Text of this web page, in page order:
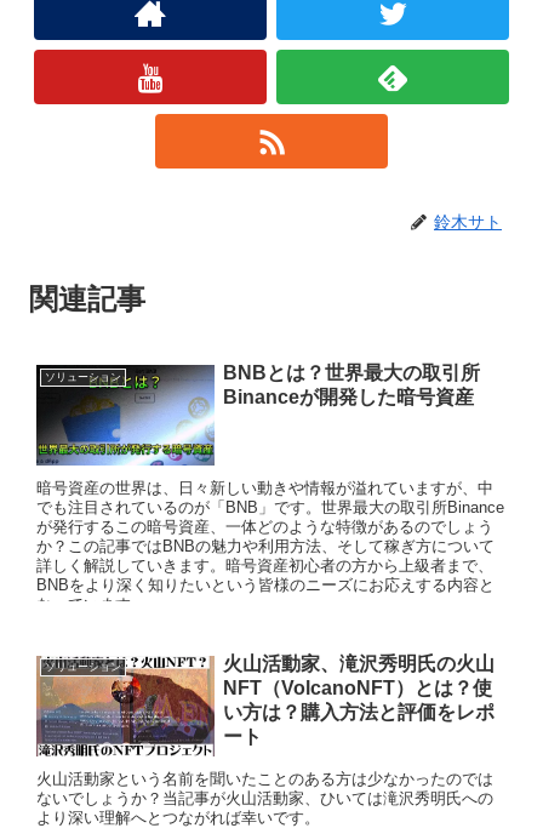
鈴木サト
関連記事
ソリューション
BNBとは？世界最大の取引所
Binanceが開発した暗号資産
暗号資産の世界は、日々新しい動きや情報が溢れていますが、中
でも注目されているのが「BNB」です。世界最大の取引所Binance
が発行するこの暗号資産、一体どのような特徴があるのでしょう
か？この記事ではBNBの魅力や利用方法、そして稼ぎ方について
詳しく解説していきます。暗号資産初心者の方から上級者まで、
BNBをより深く知りたいという皆様のニーズにお応えする内容と
なっています。
ソリューション
火山活動家、滝沢秀明氏の火山
NFT（VolcanoNFT）とは？使
い方は？購入方法と評価をレポ
ート
火山活動家という名前を聞いたことのある方は少なかったのでは
ないでしょうか？当記事が火山活動家、ひいては滝沢秀明氏への
より深い理解へとつながれば幸いです。